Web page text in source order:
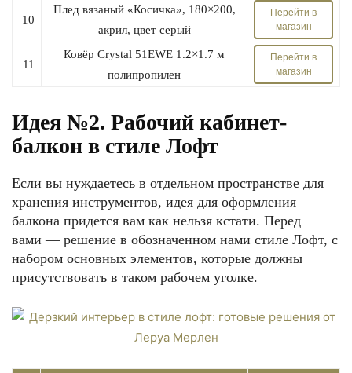
10
Плед вязаный «Косичка», 180×200,
акрил, цвет серый
Перейти в
магазин
11
Ковёр Crystal 51EWE 1.2×1.7 м
полипропилен
Перейти в
магазин
Идея №2. Рабочий кабинет-
балкон в стиле Лофт
Если вы нуждаетесь в отдельном пространстве для
хранения инструментов, идея для оформления
балкона придется вам как нельзя кстати. Перед
вами — решение в обозначенном нами стиле Лофт, с
набором основных элементов, которые должны
присутствовать в таком рабочем уголке.